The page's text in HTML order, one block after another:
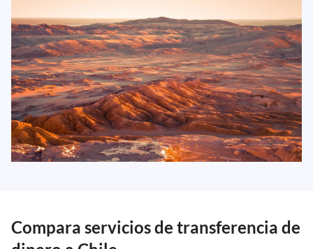
Compara servicios de transferencia de